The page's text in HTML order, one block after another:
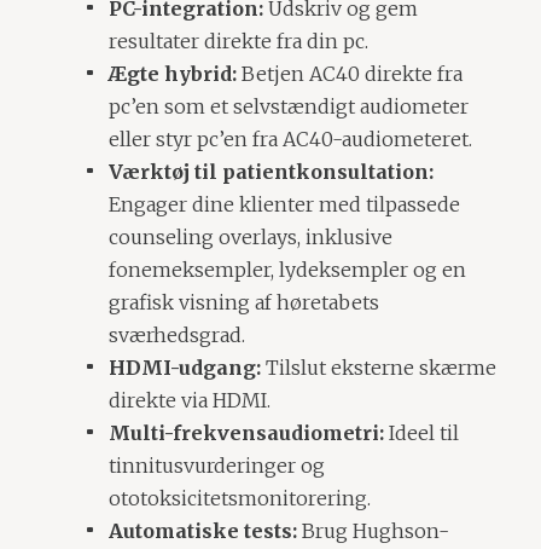
PC-integration:Udskriv og gem
resultater direkte fra din pc.
Ægte hybrid:Betjen AC40 direkte fra
pc’en som et selvstændigt audiometer
eller styr pc’en fra AC40-audiometeret.
Værktøj til patientkonsultation:
Engager dine klienter med tilpassede
counseling overlays, inklusive
fonemeksempler, lydeksempler og en
grafisk visning af høretabets
sværhedsgrad.
HDMI-udgang:Tilslut eksterne skærme
direkte via HDMI.
Multi-frekvensaudiometri:Ideel til
tinnitusvurderinger og
ototoksicitetsmonitorering.
Automatiske tests:Brug Hughson-